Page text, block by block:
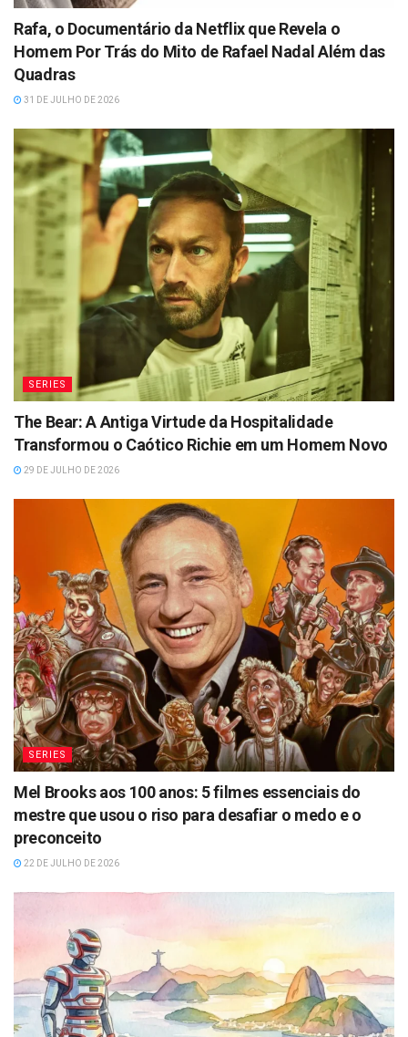
Rafa, o Documentário da Netflix que Revela o
Homem Por Trás do Mito de Rafael Nadal Além das
Quadras
31 DE JULHO DE 2026
SERIES
The Bear: A Antiga Virtude da Hospitalidade
Transformou o Caótico Richie em um Homem Novo
29 DE JULHO DE 2026
SERIES
Mel Brooks aos 100 anos: 5 filmes essenciais do
mestre que usou o riso para desafiar o medo e o
preconceito
22 DE JULHO DE 2026